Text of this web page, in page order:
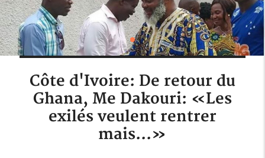
Côte d'Ivoire: De retour du
Ghana, Me Dakouri: «Les
exilés veulent rentrer
mais...»